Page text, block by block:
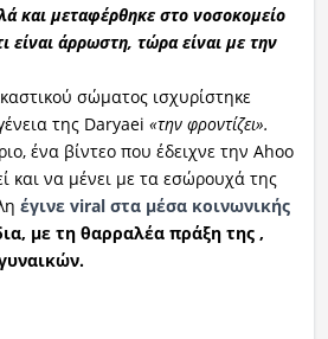
και μεταφέρθηκε στο νοσοκομείο
είναι άρρωστη, τώρα είναι με την
σώματος ισχυρίστηκε
της Daryaei «την φροντίζει».
ένα βίντεο που έδειχνε την Ahoo
και να μένει με τα εσώρουχά της
έγινε viral στα μέσα κοινωνικής
με τη θαρραλέα πράξη της ,